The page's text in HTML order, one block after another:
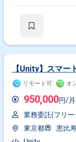
【Unity】スマー
リモート可 オ
950,000円/月
業務委託(フリー
東京都
恵比